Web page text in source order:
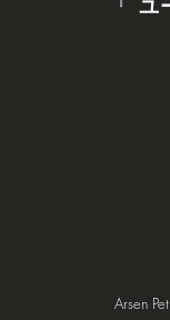
『 ユ
Arsen